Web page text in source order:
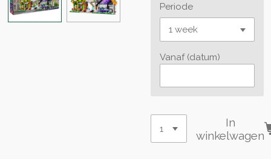
Periode
Vanaf (datum)
In
winkelwagen